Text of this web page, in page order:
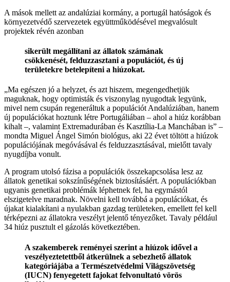
A mások mellett az andalúziai kormány, a portugál hatóságok és
környezetvédő szervezetek együttműködésével megvalósult
projektek révén azonban
sikerült megállítani az állatok számának
csökkenését, felduzzasztani a populációt, és új
területekre betelepíteni a hiúzokat.
„Ma egészen jó a helyzet, és azt hiszem, megengedhetjük
maguknak, hogy optimisták és viszonylag nyugodtak legyünk,
mivel nem csupán regeneráltuk a populációt Andalúziában, hanem
új populációkat hoztunk létre Portugáliában – ahol a hiúz korábban
kihalt –, valamint Extremadurában és Kasztília-La Manchában is” –
mondta Miguel Ángel Simón biológus, aki 22 évet töltött a hiúzok
populációjának megóvásával és felduzzasztásával, mielőtt tavaly
nyugdíjba vonult.
A program utolsó fázisa a populációk összekapcsolása lesz az
állatok genetikai sokszínűségének biztosításáért. A populációkban
ugyanis genetikai problémák léphetnek fel, ha egymástól
elszigetelve maradnak. Növelni kell továbbá a populációkat, és
újakat kialakítani a nyulakban gazdag területeken, emellett fel kell
térképezni az állatokra veszélyt jelentő tényezőket. Tavaly például
34 hiúz pusztult el gázolás következtében.
A szakemberek reményei szerint a hiúzok idővel a
veszélyeztetettből átkerülnek a sebezhető állatok
kategóriájába a Természetvédelmi Világszövetség
(IUCN) fenyegetett fajokat felvonultató vörös